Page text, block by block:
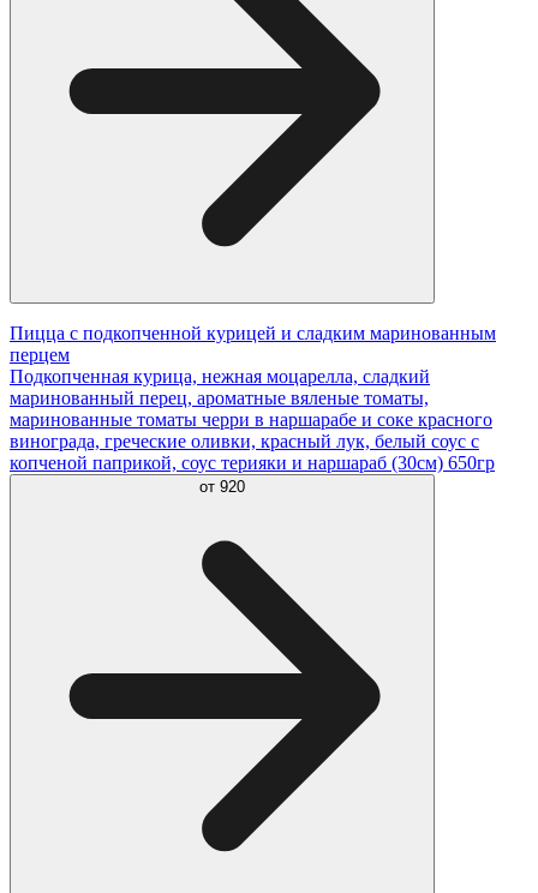
Пицца с подкопченной курицей и сладким маринованным
перцем
Подкопченная курица, нежная моцарелла, сладкий
маринованный перец, ароматные вяленые томаты,
маринованные томаты черри в наршарабе и соке красного
винограда, греческие оливки, красный лук, белый соус с
копченой паприкой, соус терияки и наршараб (30см) 650гр
от 920